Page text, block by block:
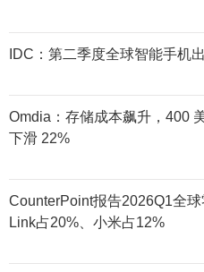
IDC：第二季度全球智能手机
Omdia：存储成本飙升，400
下滑 22%
CounterPoint报告2026Q1全
Link占20%、小米占12%